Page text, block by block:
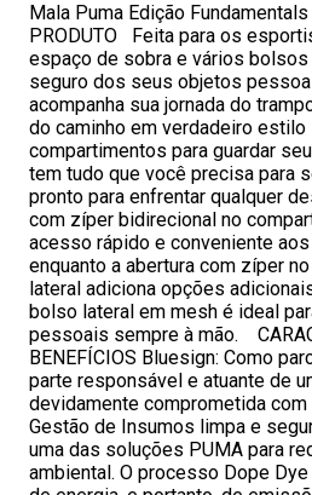
Mala Puma Edição
PRODUTO Feita para os
espaço de sobra e vários bolsos
seguro dos seus objetos
acompanha sua jornada do
do caminho em verdadeiro estilo
compartimentos para guardar
tem tudo que você precisa para
pronto para enfrentar qualquer
com zíper bidirecional no
acesso rápido e conveniente
enquanto a abertura com zíper
lateral adiciona opções
bolso lateral em mesh é ideal
pessoais sempre à mão.
BENEFÍCIOS Bluesign: Como
parte responsável e atuante de
devidamente comprometida com
Gestão de Insumos limpa e
uma das soluções PUMA para
ambiental. O processo Dope